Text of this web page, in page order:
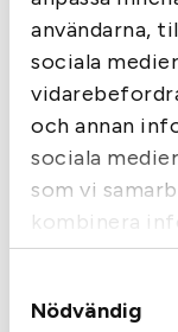
användarna,
sociala
och annan
sociala
som vi
kombinera
information
som de har
tjänster.
Nödvändig